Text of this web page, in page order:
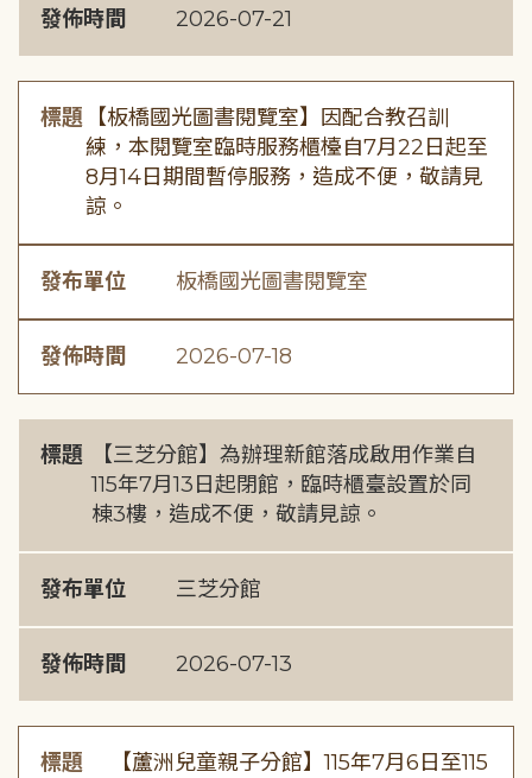
發佈時間 2026-07-21
標題
【板橋國光圖書閱覽室】因配合教召訓
練，本閱覽室臨時服務櫃檯自7月22日起至
8月14日期間暫停服務，造成不便，敬請見
諒。
發布單位 板橋國光圖書閱覽室
發佈時間 2026-07-18
標題
【三芝分館】為辦理新館落成啟用作業自
115年7月13日起閉館，臨時櫃臺設置於同
棟3樓，造成不便，敬請見諒。
發布單位 三芝分館
發佈時間 2026-07-13
標題
【蘆洲兒童親子分館】115年7月6日至115